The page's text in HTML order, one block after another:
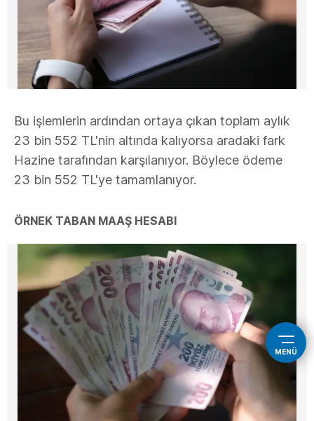
MENÜ
Bu işlemlerin ardından ortaya çıkan toplam aylık
23 bin 552 TL'nin altında kalıyorsa aradaki fark
Hazine tarafından karşılanıyor. Böylece ödeme
23 bin 552 TL'ye tamamlanıyor.
ÖRNEK TABAN MAAŞ HESABI